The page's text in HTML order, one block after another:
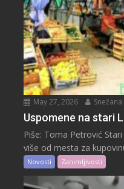
May 27, 2026
Uspomene na stari
Piše: Toma Petrović
više od mesta za
Novosti Zanimljivosti